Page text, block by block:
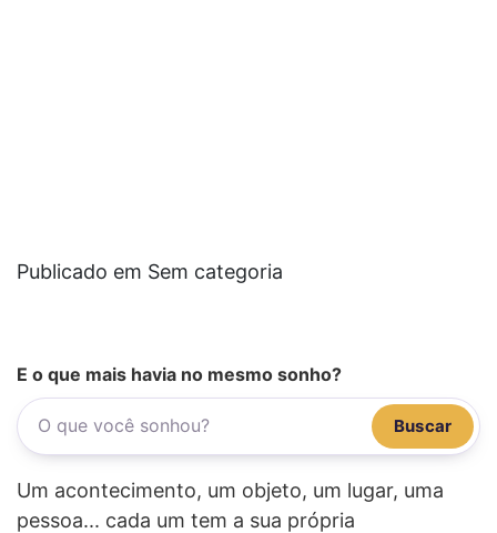
Publicado em Sem categoria
E o que mais havia no mesmo sonho?
Buscar
Um acontecimento, um objeto, um lugar, uma
pessoa... cada um tem a sua própria